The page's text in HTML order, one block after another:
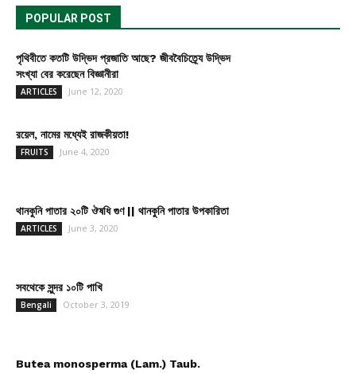
POPULAR POST
পৃথিবীতে কতটি উদ্ভিদ প্রজাতি আছে? জীববৈচিত্র্যে উদ্ভিদ
সংখ্যা বের করেছেন বিজ্ঞানীরা
ARTICLES June 12, 2020
রয়েল, নামের মধ্যেই রাজকীয়তা!
FRUITS June 4, 2020
থানকুনি পাতার ২০টি ঔষধি গুণ || থানকুনি পাতার উপকারিতা
ARTICLES June 3, 2020
সবথেকে সুন্দর ১০টি পাখি
Bengali October 3, 2019
Butea monosperma (Lam.) Taub.